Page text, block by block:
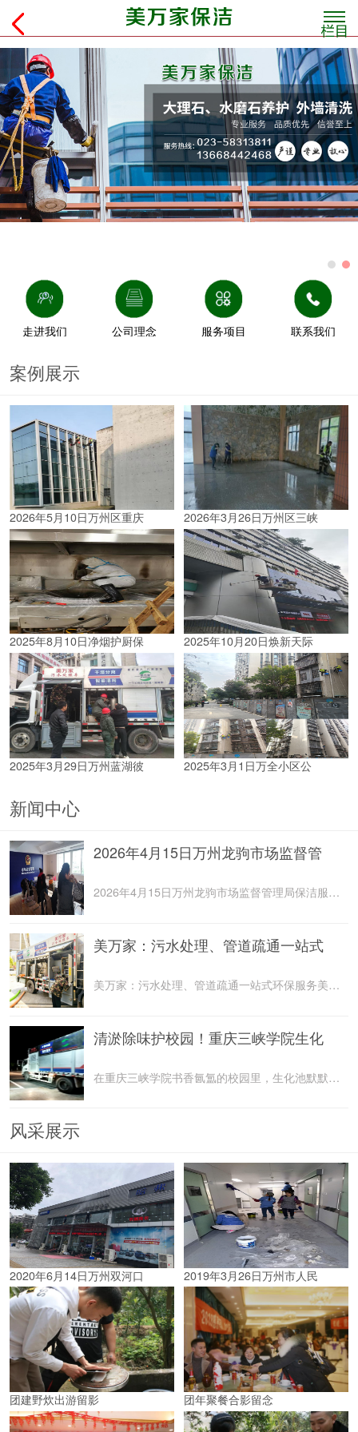
走进我们 公司理念 服务项目 联系我们
案例展示
2026年5月10日万州区重庆 2026年3月26日万州区三峡
2025年8月10日净烟护厨保 2025年10月20日焕新天际
2025年3月29日万州蓝湖彼 2025年3月1日万全小区公
新闻中心
2026年4月15日万州龙驹市场监督管
2026年4月15日万州龙驹市场监督管理局保洁服务由重庆美
美万家：污水处理、管道疏通一站式
美万家：污水处理、管道疏通一站式环保服务美万家公司，
清淤除味护校园！重庆三峡学院生化
在重庆三峡学院书香氤氲的校园里，生化池默默承载着污水
风采展示
2020年6月14日万州双河口 2019年3月26日万州市人民
团建野炊出游留影 团年聚餐合影留念